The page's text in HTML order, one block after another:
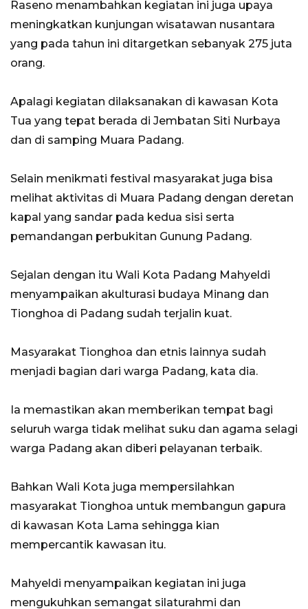
Raseno menambahkan kegiatan ini juga upaya
meningkatkan kunjungan wisatawan nusantara
yang pada tahun ini ditargetkan sebanyak 275 juta
orang.
Apalagi kegiatan dilaksanakan di kawasan Kota
Tua yang tepat berada di Jembatan Siti Nurbaya
dan di samping Muara Padang.
Selain menikmati festival masyarakat juga bisa
melihat aktivitas di Muara Padang dengan deretan
kapal yang sandar pada kedua sisi serta
pemandangan perbukitan Gunung Padang.
Sejalan dengan itu Wali Kota Padang Mahyeldi
menyampaikan akulturasi budaya Minang dan
Tionghoa di Padang sudah terjalin kuat.
Masyarakat Tionghoa dan etnis lainnya sudah
menjadi bagian dari warga Padang, kata dia.
Ia memastikan akan memberikan tempat bagi
seluruh warga tidak melihat suku dan agama selagi
warga Padang akan diberi pelayanan terbaik.
Bahkan Wali Kota juga mempersilahkan
masyarakat Tionghoa untuk membangun gapura
di kawasan Kota Lama sehingga kian
mempercantik kawasan itu.
Mahyeldi menyampaikan kegiatan ini juga
mengukuhkan semangat silaturahmi dan